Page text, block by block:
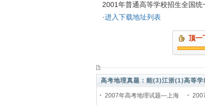
2001年普通高等学校招生全国
·进入下载地址列表
顶一
高考地理真题： 能(3)江浙(1)高等
浙卷(1)
2007年高考地理试题—上海